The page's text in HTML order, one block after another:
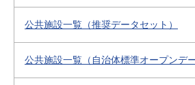
公共施設一覧（推奨データセット）
公共施設一覧（自治体標準オープンデ